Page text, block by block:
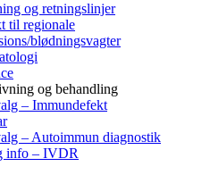
og retningslinjer
til regionale
blødningsvagter
og behandling
– Immundefekt
– Autoimmun diagnostik
info – IVDR